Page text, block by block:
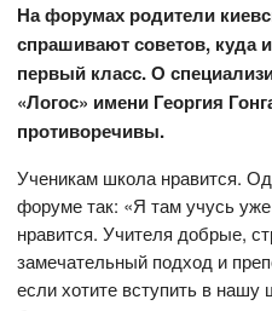
На форумах родители
спрашивают советов, куда
первый класс. О
«Логос» имени Георгия
противоречивы.
Ученикам школа нравится.
форуме так: «Я там учусь
нравится. Учителя добрые,
замечательный подход и
если хотите вступить в